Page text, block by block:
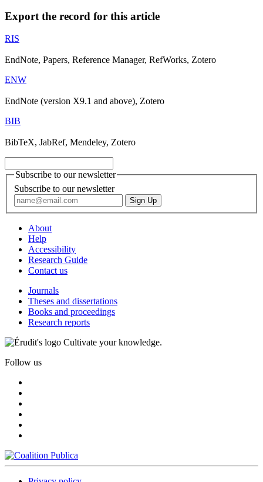
Export the record for this article
RIS
EndNote, Papers, Reference Manager, RefWorks, Zotero
ENW
EndNote (version X9.1 and above), Zotero
BIB
BibTeX, JabRef, Mendeley, Zotero
Subscribe to our newsletter
Subscribe to our newsletter
About
Help
Accessibility
Research Guide
Contact us
Journals
Theses and dissertations
Books and proceedings
Research reports
Cultivate your knowledge.
Follow us